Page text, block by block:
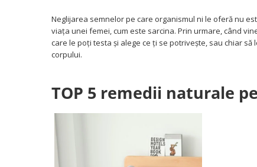
Rechizite scolare
Stikere decorative si covoare
Covorase de joaca
Neglijarea semnelor pe care organismul ni le oferă nu
viața unei femei, cum este sarcina. Prin urmare, când
care le poți testa și alege ce ți se potrivește, sau chiar
corpului.
TOP 5 remedii naturale